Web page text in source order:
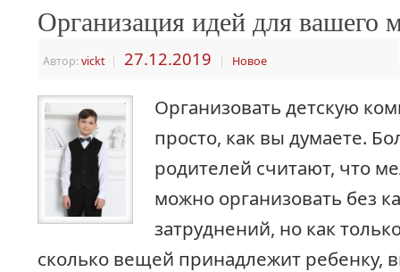
Организация идей для вашего
Автор:vickt | 27.12.2019 | Новое
Организовать детскую
просто, как вы думаете.
родителей считают, что
можно организовать без
затруднений, но как
сколько вещей принадлежит ребенку,